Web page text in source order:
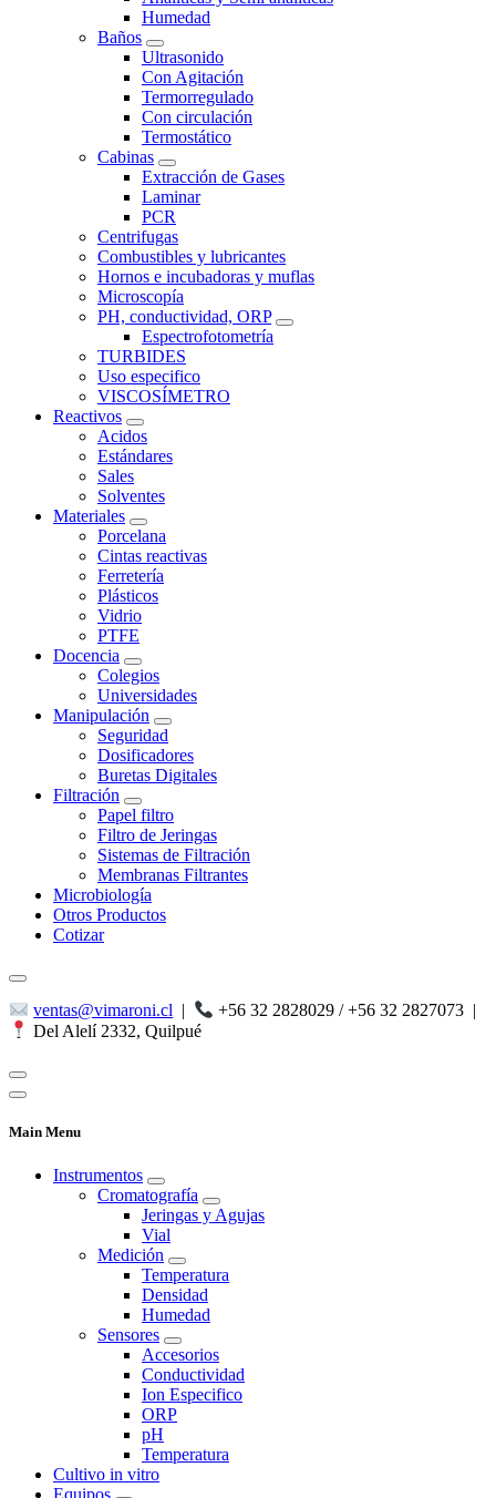
Humedad
Baños
Ultrasonido
Con Agitación
Termorregulado
Con circulación
Termostático
Cabinas
Extracción de Gases
Laminar
PCR
Centrifugas
Combustibles y lubricantes
Hornos e incubadoras y muflas
Microscopía
PH, conductividad, ORP
Espectrofotometría
TURBIDES
Uso especifico
VISCOSÍMETRO
Reactivos
Acidos
Estándares
Sales
Solventes
Materiales
Porcelana
Cintas reactivas
Ferretería
Plásticos
Vidrio
PTFE
Docencia
Colegios
Universidades
Manipulación
Seguridad
Dosificadores
Buretas Digitales
Filtración
Papel filtro
Filtro de Jeringas
Sistemas de Filtración
Membranas Filtrantes
Microbiología
Otros Productos
Cotizar
ventas@vimaroni.cl | +56 32 2828029 / +56 32 2827073 |
Del Alelí 2332, Quilpué
Main Menu
Instrumentos
Cromatografía
Jeringas y Agujas
Vial
Medición
Temperatura
Densidad
Humedad
Sensores
Accesorios
Conductividad
Ion Especifico
ORP
pH
Temperatura
Cultivo in vitro
Equipos